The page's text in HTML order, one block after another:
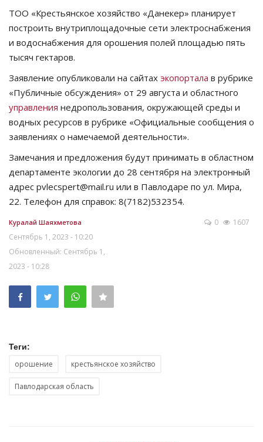
ТОО «Крестьянское хозяйство «Данекер» планирует
построить внутриплощадочные сети электроснабжения
и водоснабжения для орошения полей площадью пять
тысяч гектаров.
Заявление опубликовали на сайтах экопортала в рубрике
«Публичные обсуждения» от 29 августа и областного
управления недропользования, окружающей среды и
водных ресурсов в рубрике «Официальные сообщения о
заявлениях о намечаемой деятельности».
Замечания и предложения будут принимать в областном
департаменте экологии до 28 сентября на электронный
адрес pvlecspert@mail.ru или в Павлодаре по ул. Мира,
22. Телефон для справок: 8(7182)532354.
Куралай Шаяхметова
Сентябрь 1, 2023 - 10:20
Обновленный: Сентябрь 1,
2023 - 10:28
0 1607
Теги:
орошение крестьянское хозяйство
Павлодарская область